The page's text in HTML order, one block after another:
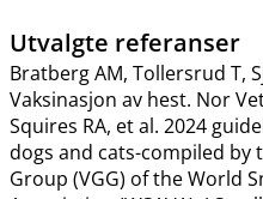
Utvalgte referanser
Bratberg AM, Tollersrud T,
Vaksinasjon av hest. Nor
Squires RA, et al. 2024
dogs and cats-compiled by
Group (VGG) of the World